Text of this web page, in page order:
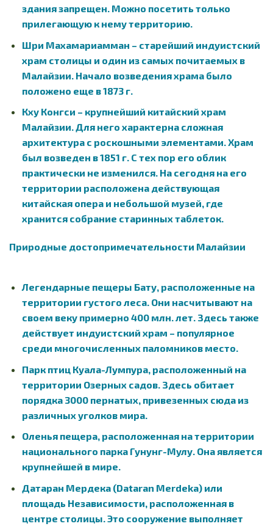
здания запрещен. Можно посетить только
прилегающую к нему территорию.
Шри Махамариамман – старейший индуистский
храм столицы и один из самых почитаемых в
Малайзии. Начало возведения храма было
положено еще в 1873 г.
Кху Конгси – крупнейший китайский храм
Малайзии. Для него характерна сложная
архитектура с роскошными элементами. Храм
был возведен в 1851 г. С тех пор его облик
практически не изменился. На сегодня на его
территории расположена действующая
китайская опера и небольшой музей, где
хранится собрание старинных таблеток.
Природные достопримечательности Малайзии
Легендарные пещеры Бату, расположенные на
территории густого леса. Они насчитывают на
своем веку примерно 400 млн. лет. Здесь также
действует индуистский храм – популярное
среди многочисленных паломников место.
Парк птиц Куала-Лумпура, расположенный на
территории Озерных садов. Здесь обитает
порядка 3000 пернатых, привезенных сюда из
различных уголков мира.
Оленья пещера, расположенная на территории
национального парка Гунунг-Мулу. Она является
крупнейшей в мире.
Датаран Мердека (Dataran Merdeka) или
площадь Независимости, расположенная в
центре столицы. Это сооружение выполняет